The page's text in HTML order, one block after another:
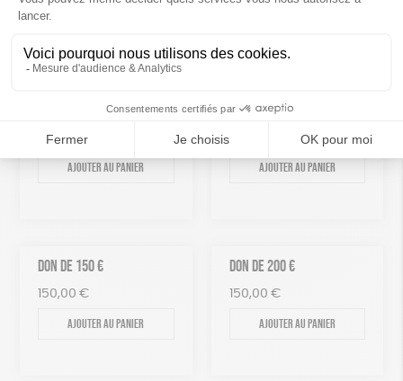
50,00 €
Ajouter au panier
DON DE 100 €
100,00
Ajouter au panier
DON DE 150 €
150,00 €
Ajouter au panier
DON DE 200 €
150,00 €
Ajouter au panier